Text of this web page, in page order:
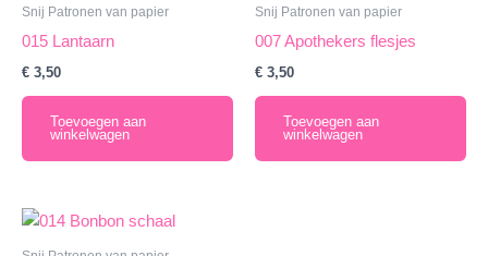
Snij Patronen van papier
015 Lantaarn
€ 3,50
Toevoegen aan
winkelwagen
Snij Patronen van papier
007 Apothekers flesjes
€ 3,50
Toevoegen aan
winkelwagen